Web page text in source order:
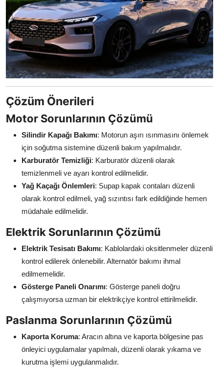
Çözüm Önerileri
Motor Sorunlarının Çözümü
Silindir Kapağı Bakımı: Motorun aşırı ısınmasını önlemek
için soğutma sistemine düzenli bakım yapılmalıdır.
Karburatör Temizliği: Karburatör düzenli olarak
temizlenmeli ve ayarı kontrol edilmelidir.
Yağ Kaçağı Önlemleri: Supap kapak contaları düzenli
olarak kontrol edilmeli, yağ sızıntısı fark edildiğinde hemen
müdahale edilmelidir.
Elektrik Sorunlarının Çözümü
Elektrik Tesisatı Bakımı: Kablolardaki oksitlenmeler düzenli
kontrol edilerek önlenebilir. Alternatör bakımı ihmal
edilmemelidir.
Gösterge Paneli Onarımı: Gösterge paneli doğru
çalışmıyorsa uzman bir elektrikçiye kontrol ettirilmelidir.
Paslanma Sorunlarının Çözümü
Kaporta Koruma: Aracın altına ve kaporta bölgesine pas
önleyici uygulamalar yapılmalı, düzenli olarak yıkama ve
kurutma işlemi uygulanmalıdır.